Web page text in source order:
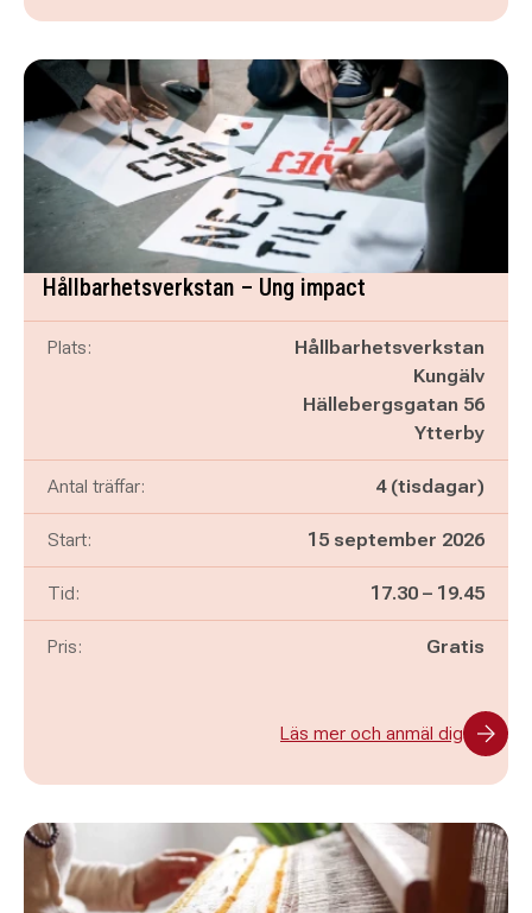
Hållbarhetsverkstan – Ung impact
Plats:
Hållbarhetsverkstan
Kungälv
Hällebergsgatan 56
Ytterby
Antal träffar: 4 (tisdagar)
Start: 15 september 2026
Tid: Pågår mellan
17.30 – och
19.45
Pris: Gratis
Läs mer och anmäl dig